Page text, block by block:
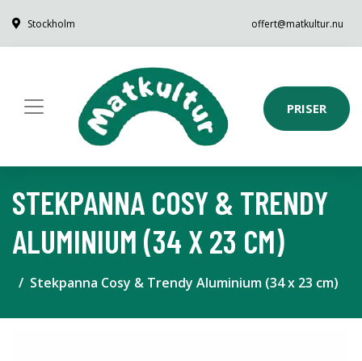
Stockholm offert@matkultur.nu
PRISER
STEKPANNA COSY & TRENDY
ALUMINIUM (34 X 23 CM)
Stekpanna Cosy & Trendy Aluminium (34 x 23 cm)